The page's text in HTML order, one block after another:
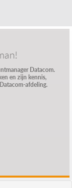
Datacom.
en zijn kennis,
afdeling.